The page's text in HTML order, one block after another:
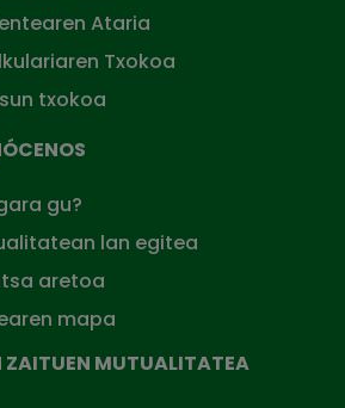
Ataria
Txokoa
txokoa
gu?
lan egitea
aretoa
mapa
ZAITUEN MUTUALITATEA